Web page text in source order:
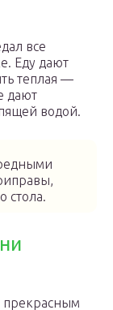
все
Еду дают
теплая —
дают
водой.
стола.
прекрасным